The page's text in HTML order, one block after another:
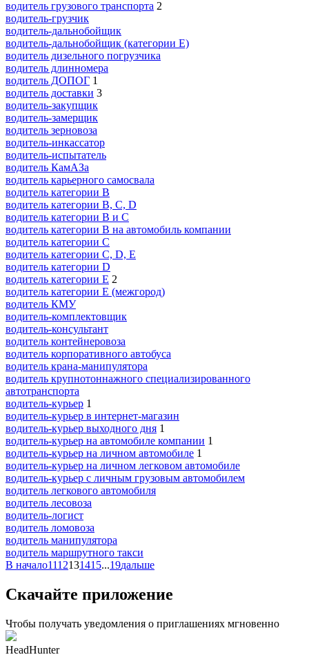
водитель грузового транспорта 2
водитель-грузчик
водитель-дальнобойщик
водитель-дальнобойщик (категории Е)
водитель дизельного погрузчика
водитель длинномера
водитель ДОПОГ 1
водитель доставки 3
водитель-закупщик
водитель-замерщик
водитель зерновоза
водитель-инкассатор
водитель-испытатель
водитель КамАЗа
водитель карьерного самосвала
водитель категории B
водитель категории B, C, D
водитель категории B и C
водитель категории B на автомобиль компании
водитель категории C
водитель категории C, D, E
водитель категории D
водитель категории E 2
водитель категории E (межгород)
водитель КМУ
водитель-комплектовщик
водитель-консультант
водитель контейнеровоза
водитель корпоративного автобуса
водитель крана-манипулятора
водитель крупнотоннажного специализированного
автотранспорта
водитель-курьер 1
водитель-курьер в интернет-магазин
водитель-курьер выходного дня 1
водитель-курьер на автомобиле компании 1
водитель-курьер на личном автомобиле 1
водитель-курьер на личном легковом автомобиле
водитель-курьер с личным грузовым автомобилем
водитель легкового автомобиля
водитель лесовоза
водитель-логист
водитель ломовоза
водитель манипулятора
водитель маршрутного такси
В начало1112131415...19дальше
Скачайте приложение
Чтобы получать уведомления о приглашениях мгновенно
HeadHunter